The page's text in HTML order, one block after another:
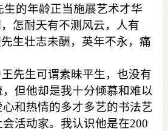
生的年龄正当施展艺术才华
怎耐天有不测风云，人有
生壮志未酬，英年不永，痛
王先生可谓素昧平生，也没有
但他却是我十分倾慕和难以
和热情的多才多艺的书法艺
活动家。我认识他是在200